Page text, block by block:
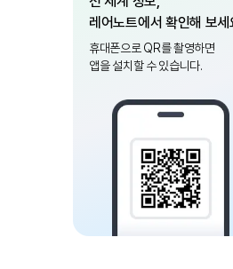
레어노트에서 확인해 보세
휴대폰으로 QR를 촬영하면
앱을 설치할 수 있습니다.